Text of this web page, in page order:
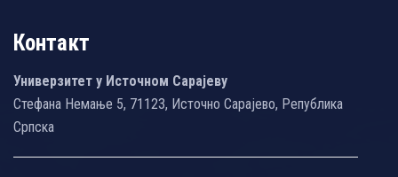
Контакт
Универзитет у Источном Сарајеву
Стефана Немање 5, 71123, Источно Сарајево, Република
Српска